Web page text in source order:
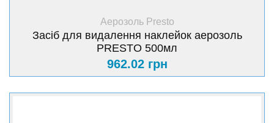
+ Купити
Аерозоль Presto
Засіб для видалення наклейок аерозоль
PRESTO 500мл
962.02 грн